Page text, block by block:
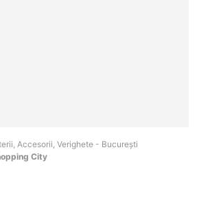
Accesorii, Verighete - Bucureşti
City